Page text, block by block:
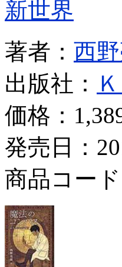
新世界
著者： 西
出版社：
価格：
発売日：
商品コー